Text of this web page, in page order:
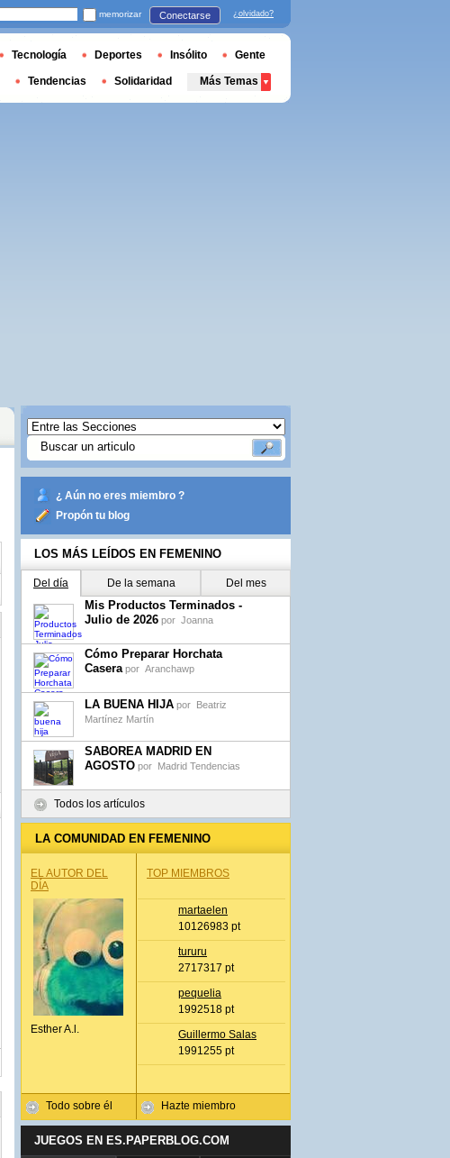
¿ Aún no eres miembro ?
Propón tu blog
LOS MÁS LEÍDOS EN FEMENINO
Del día De la semana Del mes
Mis Productos Terminados -
Julio de 2026 por Joanna
Cómo Preparar Horchata
Casera por Aranchawp
LA BUENA HIJA por Beatriz
Martínez Martín
SABOREA MADRID EN
AGOSTO por Madrid Tendencias
Todos los artículos
LA COMUNIDAD EN FEMENINO
EL AUTOR DEL
DÍA
Esther A.l.
Todo sobre él
TOP MIEMBROS
martaelen
10126983 pt
tururu
2717317 pt
pequelia
1992518 pt
Guillermo Salas
1991255 pt
Hazte miembro
JUEGOS EN ES.PAPERBLOG.COM
memorizar Conectarse ¿olvidado?
Tecnología Deportes Insólito Gente
Tendencias Solidaridad Más Temas